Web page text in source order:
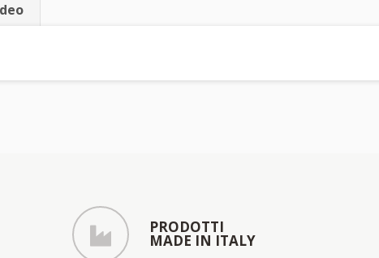
PRODOTTI
MADE IN ITALY